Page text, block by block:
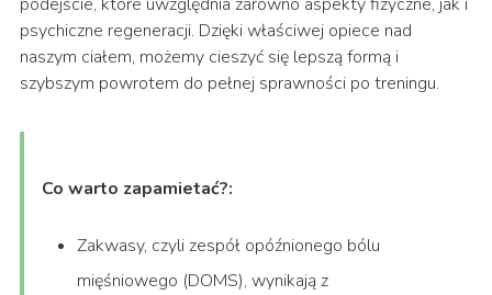
psychiczne regeneracji. Dzięki właściwej opiece nad
naszym ciałem, możemy cieszyć się lepszą formą i
szybszym powrotem do pełnej sprawności po treningu.
Co warto zapamietać?:
Zakwasy, czyli zespół opóźnionego bólu
mięśniowego (DOMS), wynikają z